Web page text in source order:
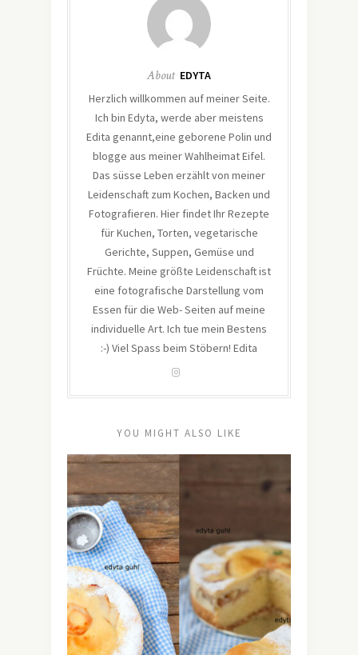
About EDYTA
Herzlich willkommen auf meiner Seite.
Ich bin Edyta, werde aber meistens
Edita genannt,eine geborene Polin und
blogge aus meiner Wahlheimat Eifel.
Das süsse Leben erzählt von meiner
Leidenschaft zum Kochen, Backen und
Fotografieren. Hier findet Ihr Rezepte
für Kuchen, Torten, vegetarische
Gerichte, Suppen, Gemüse und
Früchte. Meine größte Leidenschaft ist
eine fotografische Darstellung vom
Essen für die Web- Seiten auf meine
individuelle Art. Ich tue mein Bestens
:-) Viel Spass beim Stöbern! Edita
YOU MIGHT ALSO LIKE